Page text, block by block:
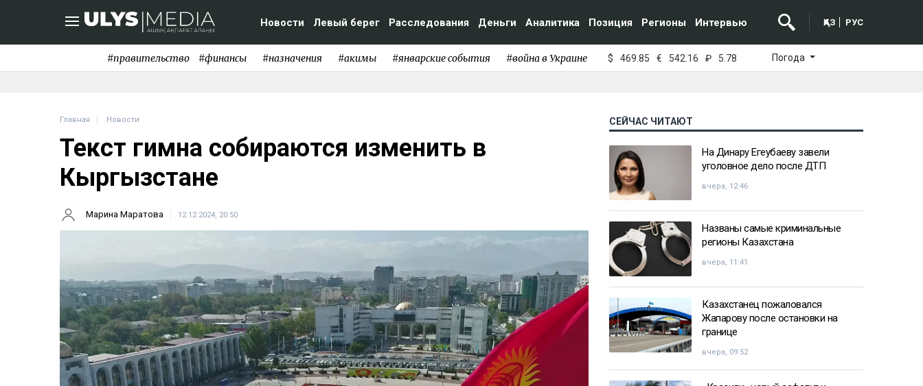
Новости Левый берег Расследования Деньги Аналитика Позиция Регионы Интервью ҚАЗ РУС
#правительство #финансы #назначения #акимы #январские события #война в Украине $ 469.85 € 542.16 ₽ 5.78 Погода
Главная Новости
Текст гимна собираются изменить в
Кыргызстане
Марина Маратова 12.12.2024, 20:50
СЕЙЧАС ЧИТАЮТ
На Динару Егеубаеву завели
уголовное дело после ДТП
вчера, 12:46
Названы самые криминальные
регионы Казахстана
вчера, 11:41
Казахстанец пожаловался
Жапарову после остановки на
границе
вчера, 09:52